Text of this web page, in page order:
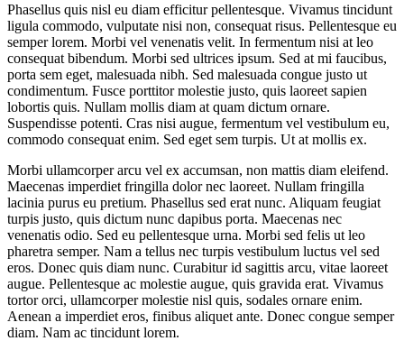
Phasellus quis nisl eu diam efficitur pellentesque. Vivamus tincidunt
ligula commodo, vulputate nisi non, consequat risus. Pellentesque eu
semper lorem. Morbi vel venenatis velit. In fermentum nisi at leo
consequat bibendum. Morbi sed ultrices ipsum. Sed at mi faucibus,
porta sem eget, malesuada nibh. Sed malesuada congue justo ut
condimentum. Fusce porttitor molestie justo, quis laoreet sapien
lobortis quis. Nullam mollis diam at quam dictum ornare.
Suspendisse potenti. Cras nisi augue, fermentum vel vestibulum eu,
commodo consequat enim. Sed eget sem turpis. Ut at mollis ex.
Morbi ullamcorper arcu vel ex accumsan, non mattis diam eleifend.
Maecenas imperdiet fringilla dolor nec laoreet. Nullam fringilla
lacinia purus eu pretium. Phasellus sed erat nunc. Aliquam feugiat
turpis justo, quis dictum nunc dapibus porta. Maecenas nec
venenatis odio. Sed eu pellentesque urna. Morbi sed felis ut leo
pharetra semper. Nam a tellus nec turpis vestibulum luctus vel sed
eros. Donec quis diam nunc. Curabitur id sagittis arcu, vitae laoreet
augue. Pellentesque ac molestie augue, quis gravida erat. Vivamus
tortor orci, ullamcorper molestie nisl quis, sodales ornare enim.
Aenean a imperdiet eros, finibus aliquet ante. Donec congue semper
diam. Nam ac tincidunt lorem.